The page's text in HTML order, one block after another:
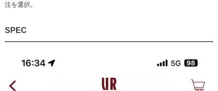
注を選択。
SPEC